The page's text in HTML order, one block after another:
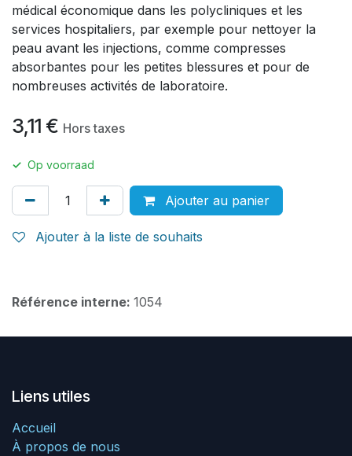
médical économique dans les polycliniques et les
services hospitaliers, par exemple pour nettoyer la
peau avant les injections, comme compresses
absorbantes pour les petites blessures et pour de
nombreuses activités de laboratoire.
3,11 € Hors taxes
✓ Op voorraad
Ajouter au panier
Ajouter à la liste de souhaits
Référence interne: 1054
Liens utiles
Accueil
À propos de nous